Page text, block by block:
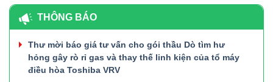
THÔNG BÁO
Thư mời báo giá tư vấn cho gói thầu Dò tìm hư
hỏng gây rò rỉ gas và thay thế linh kiện của tổ máy
điều hòa Toshiba VRV